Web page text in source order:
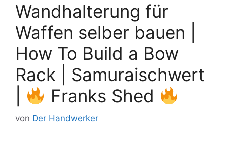
Wandhalterung für
Waffen selber bauen |
How To Build a Bow
Rack | Samuraischwert
Franks Shed
von Der Handwerker